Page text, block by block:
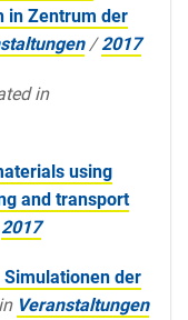
in Zentrum der
/2017
in
using
and transport
2017
Simulationen der
Veranstaltungen